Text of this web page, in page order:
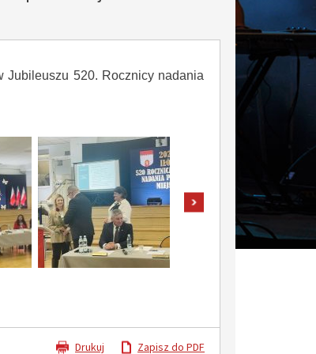
Jubileuszu 520. Rocznicy nadania
pokaż następne zdjęcia
Drukuj Zapisz do PDF